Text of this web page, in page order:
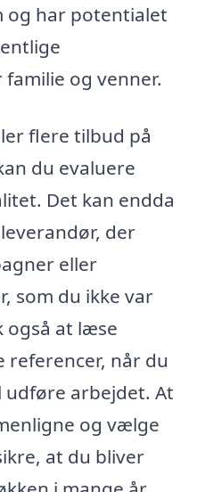
og har potentialet
og venner.
flere tilbud på
du evaluere
Det kan endda
der
eller
som du ikke var
også at læse
referencer, når du
arbejdet. At
og vælge
at du bliver